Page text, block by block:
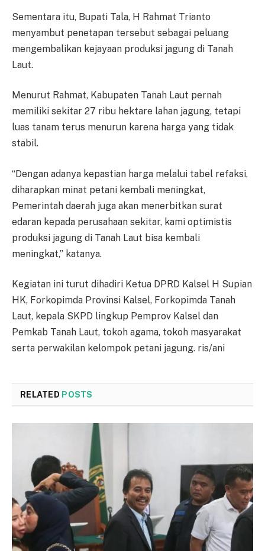
Sementara itu, Bupati Tala, H Rahmat Trianto
menyambut penetapan tersebut sebagai peluang
mengembalikan kejayaan produksi jagung di Tanah
Laut.
Menurut Rahmat, Kabupaten Tanah Laut pernah
memiliki sekitar 27 ribu hektare lahan jagung, tetapi
luas tanam terus menurun karena harga yang tidak
stabil.
“Dengan adanya kepastian harga melalui tabel refaksi,
diharapkan minat petani kembali meningkat,
Pemerintah daerah juga akan menerbitkan surat
edaran kepada perusahaan sekitar, kami optimistis
produksi jagung di Tanah Laut bisa kembali
meningkat,” katanya.
Kegiatan ini turut dihadiri Ketua DPRD Kalsel H Supian
HK, Forkopimda Provinsi Kalsel, Forkopimda Tanah
Laut, kepala SKPD lingkup Pemprov Kalsel dan
Pemkab Tanah Laut, tokoh agama, tokoh masyarakat
serta perwakilan kelompok petani jagung. ris/ani
RELATED POSTS